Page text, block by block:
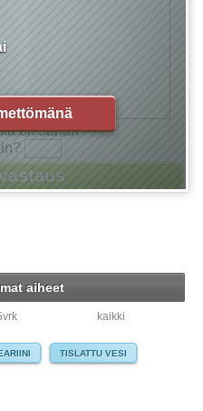
on sanan
aiheet
kaikki
TISLATTU VESI